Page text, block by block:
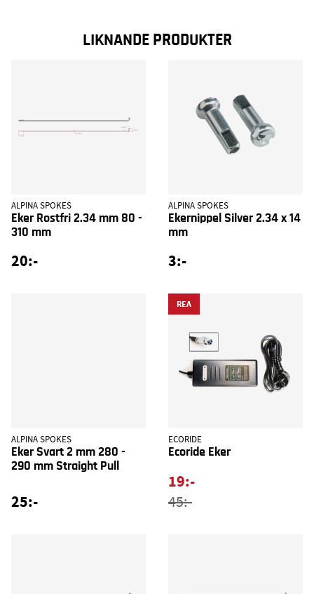
LIKNANDE PRODUKTER
ALPINA SPOKES
Eker Rostfri 2.34 mm 80 -
310 mm
20:-
ALPINA SPOKES
Ekernippel Silver 2.34 x 14
mm
3:-
ALPINA SPOKES
Eker Svart 2 mm 280 -
290 mm Straight Pull
25:-
REA
ECORIDE
Ecoride Eker
19:-
45:-